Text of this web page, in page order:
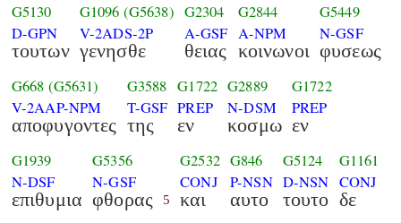
G5130
D-GPN
τουτων
G1096 (G5638)
V-2ADS-2P
γενησθε
G2304
A-GSF
θειας
G2844
A-NPM
κοινωνοι
G5449
N-GSF
φυσεως
G668 (G5631)
V-2AAP-NPM
αποφυγοντες
G3588
T-GSF
της
G1722
PREP
εν
G2889
N-DSM
κοσμω
G1722
PREP
εν
G1939
N-DSF
επιθυμια
G5356
N-GSF
φθορας 5
G2532
CONJ
και
G846
P-NSN
αυτο
G5124
D-NSN
τουτο
G1161
CONJ
δε